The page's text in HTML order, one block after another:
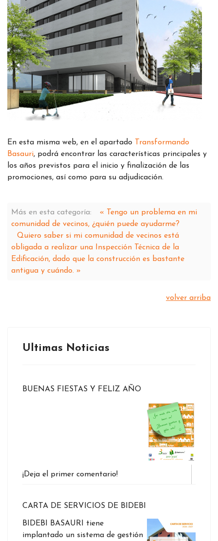
En esta misma web, en el apartado
Transformando
Basauri, podrá encontrar las características principales y
los años previstos para el inicio y finalización de las
promociones, así como para su adjudicación.
Más en esta categoría:
« Tengo un problema en mi
comunidad de vecinos, ¿quién puede ayudarme?
Quiero saber si mi comunidad de vecinos está
obligada a realizar una Inspección Técnica de la
Edificación, dado que la construcción es bastante
antigua y cuándo. »
volver arriba
Ultimas Noticias
BUENAS FIESTAS Y FELIZ AÑO
¡Deja el primer comentario!
CARTA DE SERVICIOS DE BIDEBI
BIDEBI BASAURI tiene
implantado un sistema de gestión